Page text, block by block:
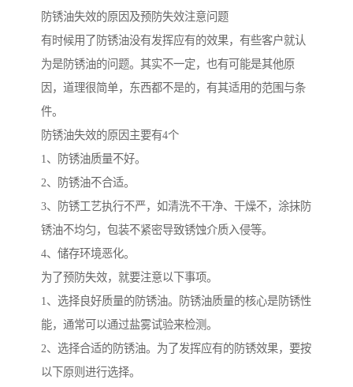
防锈油失效的原因及预防失效注意问题
有时候用了防锈油没有发挥应有的效果，有些客户就认
为是防锈油的问题。其实不一定，也有可能是其他原
因，道理很简单，东西都不是的，有其适用的范围与条
件。
防锈油失效的原因主要有4个
1、防锈油质量不好。
2、防锈油不合适。
3、防锈工艺执行不严，如清洗不干净、干燥不，涂抹防
锈油不均匀，包装不紧密导致锈蚀介质入侵等。
4、储存环境恶化。
为了预防失效，就要注意以下事项。
1、选择良好质量的防锈油。防锈油质量的核心是防锈性
能，通常可以通过盐雾试验来检测。
2、选择合适的防锈油。为了发挥应有的防锈效果，要按
以下原则进行选择。